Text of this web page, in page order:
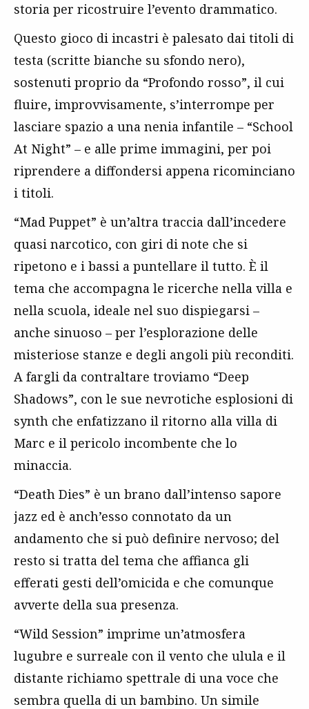
storia per ricostruire l’evento drammatico.
Questo gioco di incastri è palesato dai titoli di
testa (scritte bianche su sfondo nero),
sostenuti proprio da “Profondo rosso”, il cui
fluire, improvvisamente, s’interrompe per
lasciare spazio a una nenia infantile – “School
At Night” – e alle prime immagini, per poi
riprendere a diffondersi appena ricominciano
i titoli.
“Mad Puppet” è un’altra traccia dall’incedere
quasi narcotico, con giri di note che si
ripetono e i bassi a puntellare il tutto. È il
tema che accompagna le ricerche nella villa e
nella scuola, ideale nel suo dispiegarsi –
anche sinuoso – per l’esplorazione delle
misteriose stanze e degli angoli più reconditi.
A fargli da contraltare troviamo “Deep
Shadows”, con le sue nevrotiche esplosioni di
synth che enfatizzano il ritorno alla villa di
Marc e il pericolo incombente che lo
minaccia.
“Death Dies” è un brano dall’intenso sapore
jazz ed è anch’esso connotato da un
andamento che si può definire nervoso; del
resto si tratta del tema che affianca gli
efferati gesti dell’omicida e che comunque
avverte della sua presenza.
“Wild Session” imprime un’atmosfera
lugubre e surreale con il vento che ulula e il
distante richiamo spettrale di una voce che
sembra quella di un bambino. Un simile